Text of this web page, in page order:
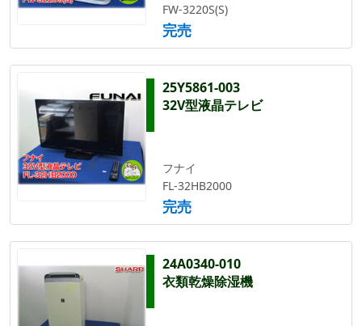
FW-3220S(S)
完売
25Y5861-003
32V型液晶テレビ
フナイ
FL-32HB2000
完売
24A0340-010
衣類乾燥除湿機